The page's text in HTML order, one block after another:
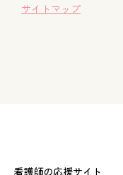
サイトマップ
看護師の応援サイト